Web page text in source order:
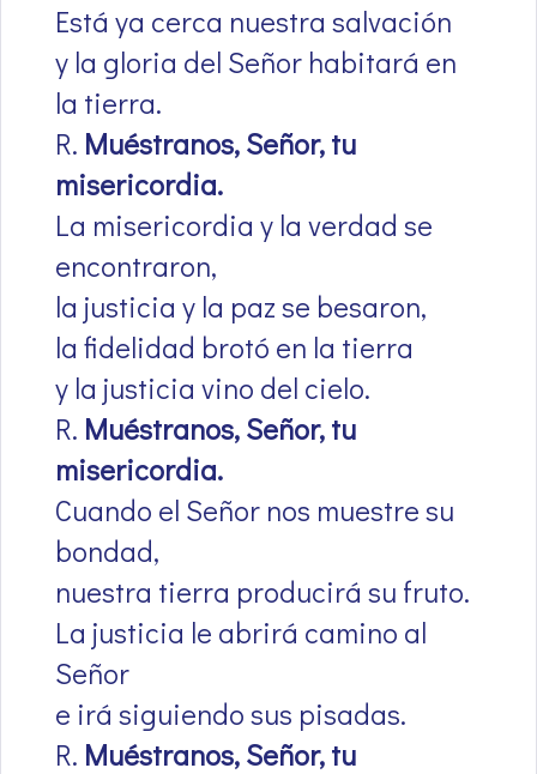
Está ya cerca nuestra salvación
y la gloria del Señor habitará en
la tierra.
R. Muéstranos, Señor, tu
misericordia.
La misericordia y la verdad se
encontraron,
la justicia y la paz se besaron,
la fidelidad brotó en la tierra
y la justicia vino del cielo.
R. Muéstranos, Señor, tu
misericordia.
Cuando el Señor nos muestre su
bondad,
nuestra tierra producirá su fruto.
La justicia le abrirá camino al
Señor
e irá siguiendo sus pisadas.
R. Muéstranos, Señor, tu